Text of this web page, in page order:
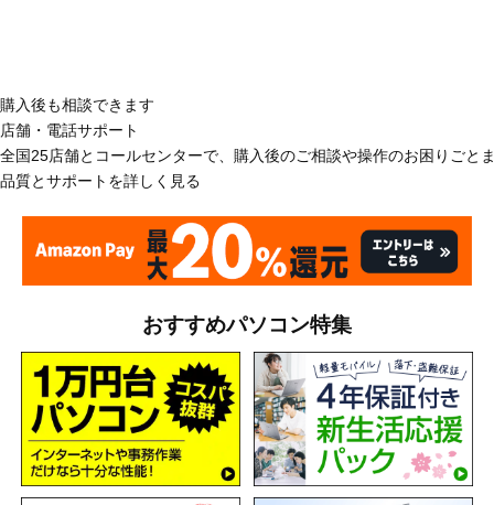
購入後も相談できます
店舗・電話サポート
全国25店舗とコールセンターで、購入後のご相談や操作のお困りごと
品質とサポートを詳しく見る
おすすめパソコン特集